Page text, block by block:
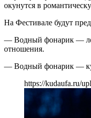
окунутся в
На Фестивале будут
— Водный фонарик —
отношения.
— Водный фонарик —
https://kudaufa.ru/